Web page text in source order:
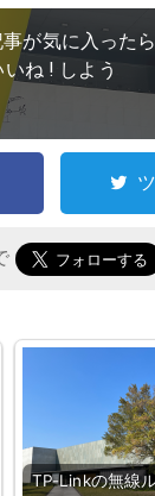
事が気に入ったら
いね ! しよう
TP-Linkの無線